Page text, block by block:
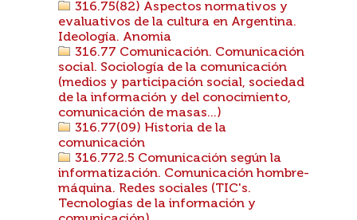
316.75(82) Aspectos normativos y
evaluativos de la cultura en Argentina.
Ideología. Anomia
316.77 Comunicación. Comunicación
social. Sociología de la comunicación
(medios y participación social, sociedad
de la información y del conocimiento,
comunicación de masas...)
316.77(09) Historia de la
comunicación
316.772.5 Comunicación según la
informatización. Comunicación hombre-
máquina. Redes sociales (TIC's.
Tecnologías de la información y